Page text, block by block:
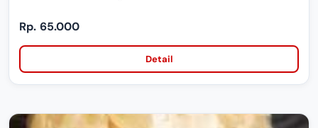
Rp. 65.000
Detail